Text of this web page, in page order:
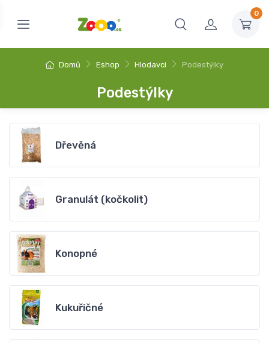
0
Domů Eshop Hlodavci Podestýlky
Podestýlky
Dřevěná
Granulát (kočkolit)
Konopné
Kukuřičné